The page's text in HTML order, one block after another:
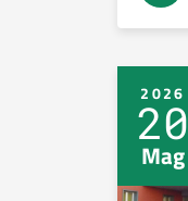
2026
20
Mag